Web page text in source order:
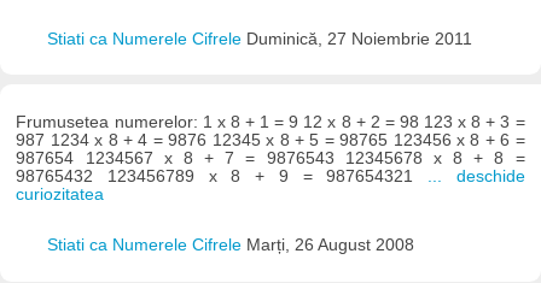
Stiati ca Numerele Cifrele Duminică, 27 Noiembrie 2011
Frumusetea numerelor: 1 x 8 + 1 = 9 12 x 8 + 2 = 98 123 x 8 + 3 =
987 1234 x 8 + 4 = 9876 12345 x 8 + 5 = 98765 123456 x 8 + 6 =
987654 1234567 x 8 + 7 = 9876543 12345678 x 8 + 8 =
98765432 123456789 x 8 + 9 = 987654321 ... deschide
curiozitatea
Stiati ca Numerele Cifrele Marți, 26 August 2008